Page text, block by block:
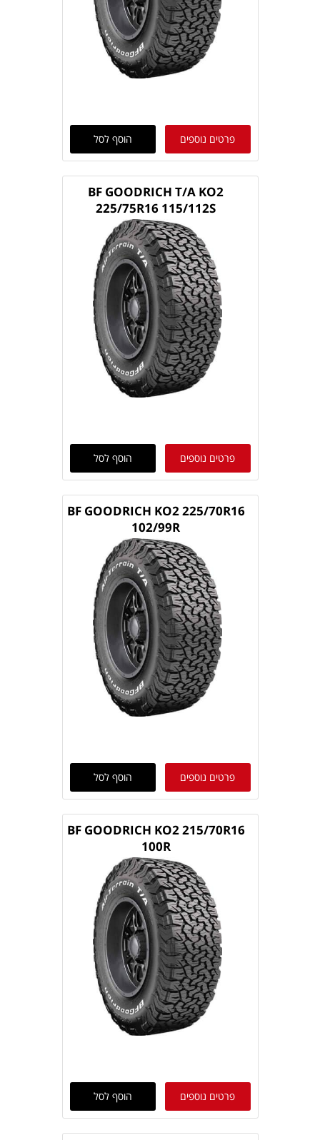
פרטים נוספים הוסף לסל
BF GOODRICH T/A KO2
225/75R16 115/112S
פרטים נוספים הוסף לסל
BF GOODRICH KO2 225/70R16
102/99R
פרטים נוספים הוסף לסל
BF GOODRICH KO2 215/70R16
100R
פרטים נוספים הוסף לסל